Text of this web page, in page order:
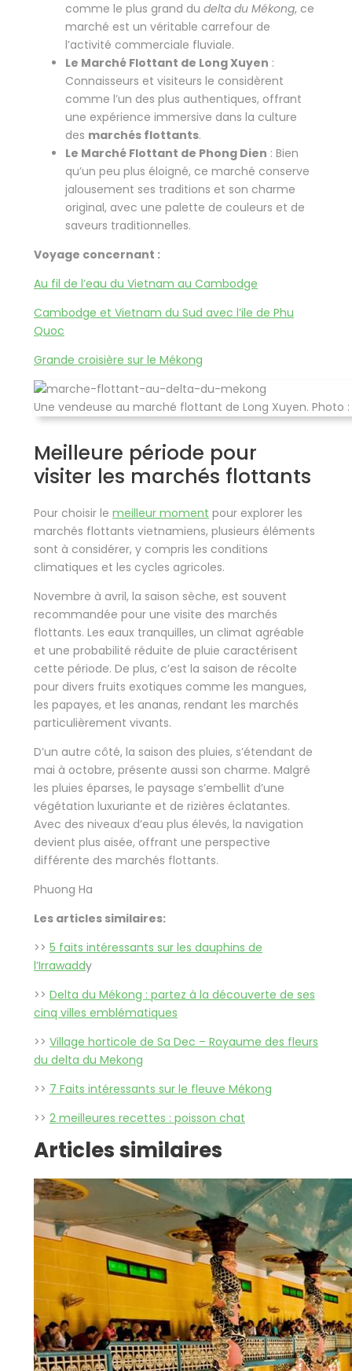
comme le plus grand du delta du Mékong, ce
marché est un véritable carrefour de
l’activité commerciale fluviale.
Le Marché Flottant de Long Xuyen :
Connaisseurs et visiteurs le considèrent
comme l’un des plus authentiques, offrant
une expérience immersive dans la culture
des marchés flottants.
Le Marché Flottant de Phong Dien : Bien
qu’un peu plus éloigné, ce marché conserve
jalousement ses traditions et son charme
original, avec une palette de couleurs et de
saveurs traditionnelles.
Voyage concernant :
Au fil de l’eau du Vietnam au Cambodge
Cambodge et Vietnam du Sud avec l’ile de Phu
Quoc
Grande croisière sur le Mékong
Une vendeuse au marché flottant de Long Xuyen. Photo
Meilleure période pour
visiter les marchés flottants
Pour choisir le meilleur moment pour explorer les
marchés flottants vietnamiens, plusieurs éléments
sont à considérer, y compris les conditions
climatiques et les cycles agricoles.
Novembre à avril, la saison sèche, est souvent
recommandée pour une visite des marchés
flottants. Les eaux tranquilles, un climat agréable
et une probabilité réduite de pluie caractérisent
cette période. De plus, c’est la saison de récolte
pour divers fruits exotiques comme les mangues,
les papayes, et les ananas, rendant les marchés
particulièrement vivants.
D’un autre côté, la saison des pluies, s’étendant de
mai à octobre, présente aussi son charme. Malgré
les pluies éparses, le paysage s’embellit d’une
végétation luxuriante et de rizières éclatantes.
Avec des niveaux d’eau plus élevés, la navigation
devient plus aisée, offrant une perspective
différente des marchés flottants.
Phuong Ha
Les articles similaires:
>> 5 faits intéressants sur les dauphins de
l’Irrawaddy
>> Delta du Mékong : partez à la découverte de ses
cinq villes emblématiques
>> Village horticole de Sa Dec – Royaume des fleurs
du delta du Mekong
>> 7 Faits intéressants sur le fleuve Mékong
>> 2 meilleures recettes : poisson chat
Articles similaires